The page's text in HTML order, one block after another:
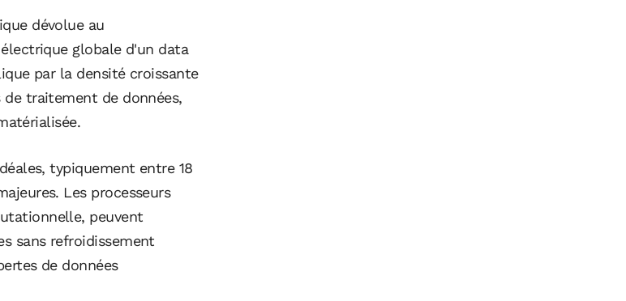
dévolue au
globale d'un data
par la densité croissante
traitement de données,
typiquement entre 18
Les processeurs
peuvent
sans refroidissement
de données